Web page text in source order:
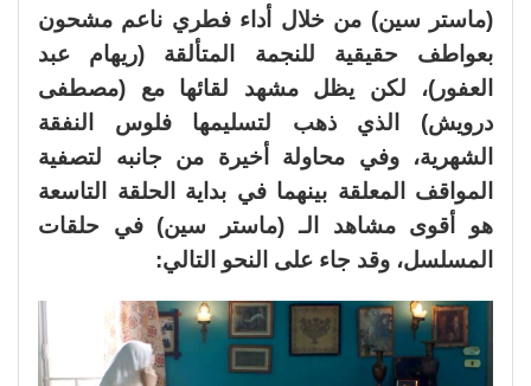
(ماستر سين) من خلال أداء فطري ناعم مشحون
بعواطف حقيقية للنجمة المتألقة (ريهام عبد
العفور)، لكن يظل مشهد لقائها مع (مصطفى
درويش) الذي ذهب لتسليمها فلوس النفقة
الشهرية، وفي محاولة أخيرة من جانبه لتصفية
المواقف المعلقة بينهما في بداية الحلقة التاسعة
هو أقوى مشاهد الـ (ماستر سين) في حلقات
المسلسل، وقد جاء على النحو التالي: